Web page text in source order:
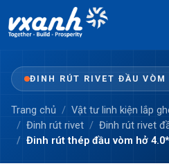
ĐINH RÚT RIVET ĐẦU VÒM
Trang chủ
Vật tư linh kiện lắp
Đinh rút rivet
Đinh rút rivet
Đinh rút thép đầu vòm hở